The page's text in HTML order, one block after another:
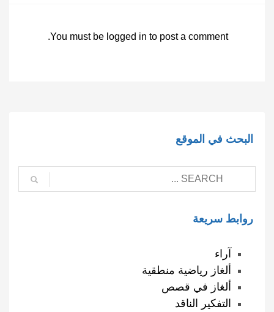
You must be logged in to post a comment.
البحث في الموقع
روابط سريعة
آراء
ألغاز رياضية منطقية
ألغاز في قصص
التفكير الناقد